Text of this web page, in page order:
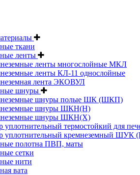
ткани
ленты
ленты многослойные МКЛ
ленты КЛ-11 однослойные
лента ЭКОВУЛ
шнуры
шнуры полые ШК (ШКП)
шнуры ШКН(Н)
шнуры ШКН(Х)
термостойкий для
уплотнительный кремнеземный ШУК
полотна ПВП, маты
сетки
нити
вата